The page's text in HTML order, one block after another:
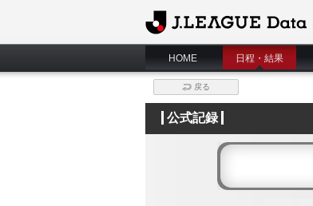
J.League Data Site
HOME 日程・結果
戻る
公式記録